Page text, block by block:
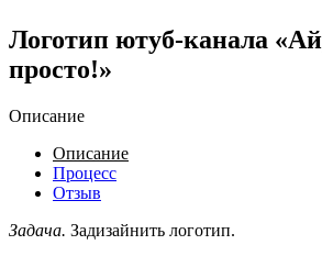
Логотип ютуб-канала
просто!»
Описание
Описание
Процесс
Отзыв
Задача. Задизайнить логотип.